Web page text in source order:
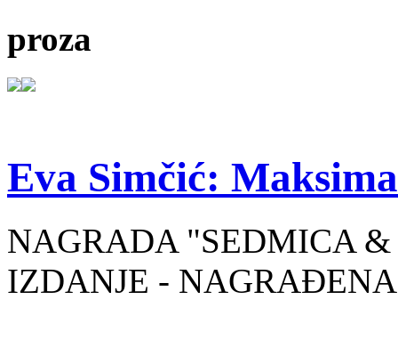
proza
Eva Simčić:
NAGRADA "SEDMICA
IZDANJE -